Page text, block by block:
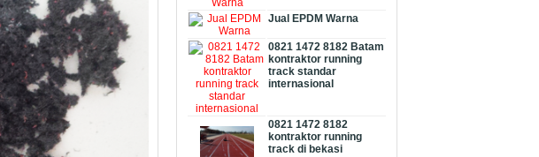
Jual EPDM Warna
0821 1472 8182 Batam
kontraktor running
track standar
internasional
0821 1472 8182
kontraktor running
track di bekasi